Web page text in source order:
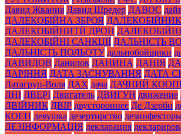
Давид Жвания Давид Шредер ДАВОС
ДАЛЕКОБІЙНА ЗБРОЯ ДАЛЕКОБІЙНИК
ДАЛЕКОБІЙНИТЙ ДРОН
ДАЛЕКОБІЙНІ САНКЦІЇ ДАЛЬНІСТЬ
ДАЛЬНІСТЬ ПОЛЬОТУ дальнобойщики
ДАВИДОВ Данилов ДАНИНА ДАНІЯ
ДАРІННЯ ДАТА ЗАСНУВАННЯ ДАТА
Датагруп-Воля ДАХ дача ДАЧНИЙ
ДНІ ДВЕРІ Двигатель ДВИГУН движение
ДВІЙНИК ДВІР двустороннее Де Дзерби
КОЕН девушка дезертирство
ДЕЗІНФОРМАЦІЯ декларация